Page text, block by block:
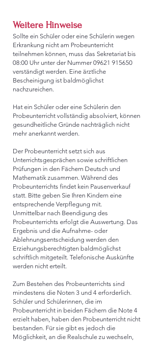
Weitere Hinweise
Sollte ein Schüler oder eine Schülerin wegen
Erkrankung nicht am Probeunterricht
teilnehmen können, muss das Sekretariat bis
08:00 Uhr unter der Nummer 09621 915650
verständigt werden. Eine ärztliche
Bescheinigung ist baldmöglichst
nachzureichen.
Hat ein Schüler oder eine Schülerin den
Probeunterricht vollständig absolviert, können
gesundheitliche Gründe nachträglich nicht
mehr anerkannt werden.
Der Probeunterricht setzt sich aus
Unterrichtsgesprächen sowie schriftlichen
Prüfungen in den Fächern Deutsch und
Mathematik zusammen. Während des
Probeunterrichts findet kein Pausenverkauf
statt. Bitte geben Sie Ihren Kindern eine
entsprechende Verpflegung mit.
Unmittelbar nach Beendigung des
Probeunterrichts erfolgt die Auswertung. Das
Ergebnis und die Aufnahme- oder
Ablehnungsentscheidung werden den
Erziehungsberechtigten baldmöglichst
schriftlich mitgeteilt. Telefonische Auskünfte
werden nicht erteilt.
Zum Bestehen des Probeunterrichts sind
mindestens die Noten 3 und 4 erforderlich.
Schüler und Schülerinnen, die im
Probeunterricht in beiden Fächern die Note 4
erzielt haben, haben den Probeunterricht nicht
bestanden. Für sie gibt es jedoch die
Möglichkeit, an die Realschule zu wechseln,